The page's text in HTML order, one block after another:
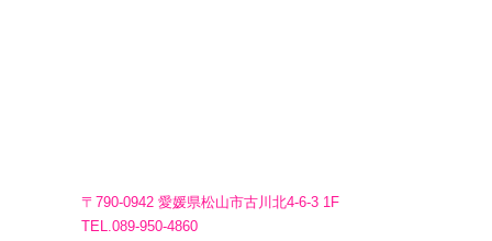
〒790-0942 愛媛県松山市古川北4-6-3 1F
TEL.089-950-4860